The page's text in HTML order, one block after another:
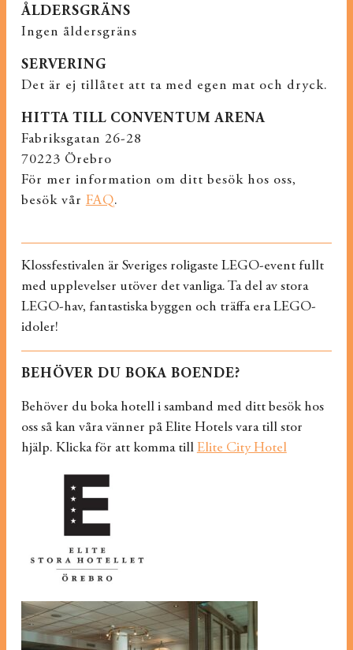
ÅLDERSGRÄNS
Ingen åldersgräns
SERVERING
Det är ej tillåtet att ta med egen mat och dryck.
HITTA TILL CONVENTUM ARENA
Fabriksgatan 26-28
70223 Örebro
För mer information om ditt besök hos oss,
besök vår FAQ.
Klossfestivalen är Sveriges roligaste LEGO-event fullt
med upplevelser utöver det vanliga. Ta del av stora
LEGO-hav, fantastiska byggen och träffa era LEGO-
idoler!
BEHÖVER DU BOKA BOENDE?
Behöver du boka hotell i samband med ditt besök hos
oss så kan våra vänner på Elite Hotels vara till stor
hjälp. Klicka för att komma till Elite City Hotel